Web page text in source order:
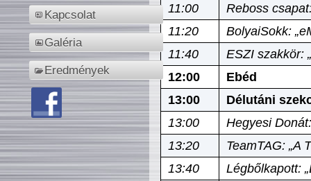
Kapcsolat
Galéria
Eredmények
11:00
Reboss
11:20
BolyaiSokk:
11:40
ESZI szakkör:
12:00
Ebéd
13:00
Délutáni
13:00
Hegyesi
13:20
TeamTAG: „A
13:40
Légbőlkapott: